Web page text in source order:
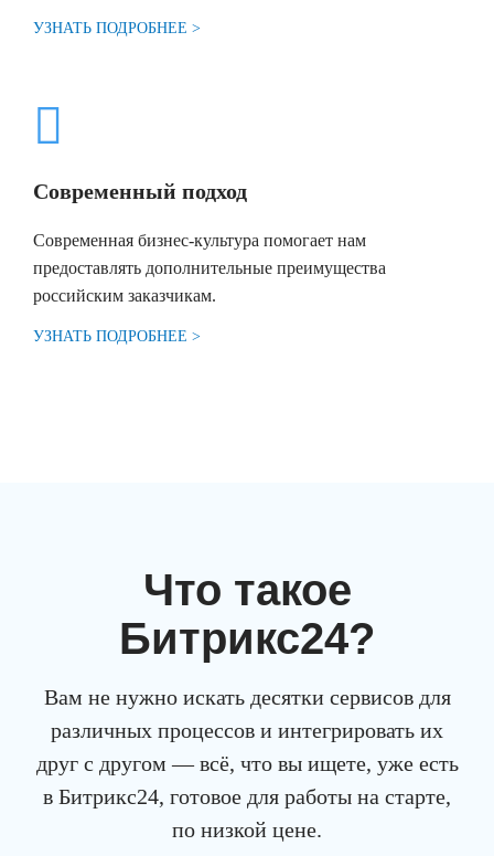
УЗНАТЬ ПОДРОБНЕЕ >
Современный подход
Современная бизнес-культура помогает нам
предоставлять дополнительные преимущества
российским заказчикам.
УЗНАТЬ ПОДРОБНЕЕ >
Что такое
Битрикс24?
Вам не нужно искать десятки сервисов для
различных процессов и интегрировать их
друг с другом — всё, что вы ищете, уже есть
в Битрикс24, готовое для работы на старте,
по низкой цене.